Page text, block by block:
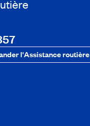
l'Assistance routière